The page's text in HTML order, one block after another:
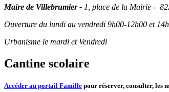
Maire de Villebrumier - 1, place de la Mairie -
Ouverture du lundi au vendredi 9h00-12h00 et
Urbanisme le mardi et Vendredi
Cantine scolaire
Accéder au portail Famille pour réserver, consulter, les